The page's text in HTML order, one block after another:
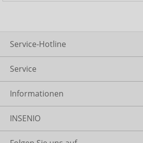
Service-Hotline
Service
Informationen
INSENIO